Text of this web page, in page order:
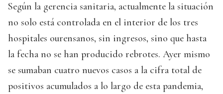
Según la gerencia sanitaria, actualmente la situación
no solo está controlada en el interior de los tres
hospitales ourensanos, sin ingresos, sino que hasta
la fecha no se han producido rebrotes. Ayer mismo
se sumaban cuatro nuevos casos a la cifra total de
positivos acumulados a lo largo de esta pandemia,